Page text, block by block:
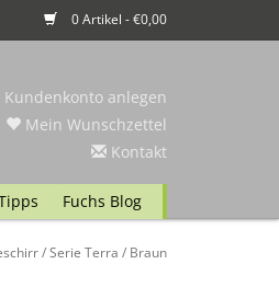
0 Artikel - €0,00
Fuchs Blog
anlegen
Mein Wunschzettel
Kontakt
/Serie Terra / Braun